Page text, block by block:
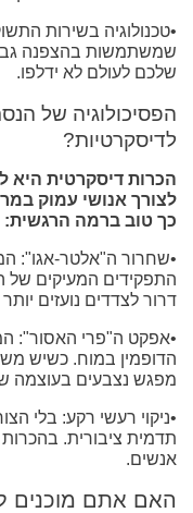
•טכנולוגיה בשירות
שמשתמשות בהצפנה
שלכם לעולם לא ידלפו.
הפסיכולוגיה של
לדיסקרטיות?
הכרות דיסקרטית היא
לצורך אנושי עמוק
כך טוב ברמה הרגשית:
•שחרור ה"אלטר-אגו":
התפקידים המעיקים של
דרור לצדדים נועזים
•אפקט ה"פרי האסור":
הדופמין במוח. כשיש
מפגש נצבעים בעוצמה
•ניקוי רעשי רקע: בלי
תדמית ציבורית. בהכרות
אנשים.
האם אתם מוכנים